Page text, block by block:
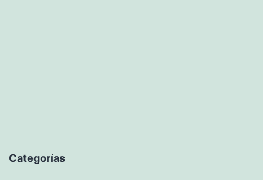
Categorías